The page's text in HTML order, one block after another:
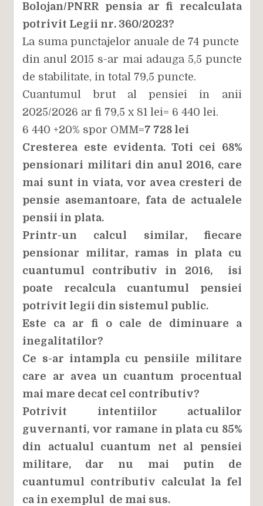
Bolojan/PNRR pensia ar fi recalculata
potrivit Legii nr. 360/2023?
La suma punctajelor anuale de 74 puncte
din anul 2015 s-ar mai adauga 5,5 puncte
de stabilitate, in total 79,5 puncte.
Cuantumul brut al pensiei in anii
2025/2026 ar fi 79,5 x 81 lei= 6 440 lei.
6 440 +20% spor OMM=7 728 lei
Cresterea este evidenta. Toti cei 68%
pensionari militari din anul 2016, care
mai sunt in viata, vor avea cresteri de
pensie asemantoare, fata de actualele
pensii in plata.
Printr-un calcul similar, fiecare
pensionar militar, ramas in plata cu
cuantumul contributiv in 2016, isi
poate recalcula cuantumul pensiei
potrivit legii din sistemul public.
Este ca ar fi o cale de diminuare a
inegalitatilor?
Ce s-ar intampla cu pensiile militare
care ar avea un cuantum procentual
mai mare decat cel contributiv?
Potrivit intentiilor actualilor
guvernanti, vor ramane in plata cu 85%
din actualul cuantum net al pensiei
militare, dar nu mai putin de
cuantumul contributiv calculat la fel
ca in exemplul de mai sus.